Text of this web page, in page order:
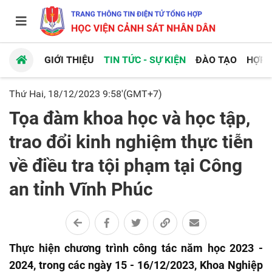
GIỚI THIỆU TIN TỨC - SỰ KIỆN ĐÀO TẠO HỢP
Thứ Hai, 18/12/2023 9:58'(GMT+7)
Tọa đàm khoa học và học tập,
trao đổi kinh nghiệm thực tiễn
về điều tra tội phạm tại Công
an tỉnh Vĩnh Phúc
Thực hiệnchương trình công tác năm học 2023 -
2024, trong các ngày 15 - 16/12/2023, Khoa Nghiệp